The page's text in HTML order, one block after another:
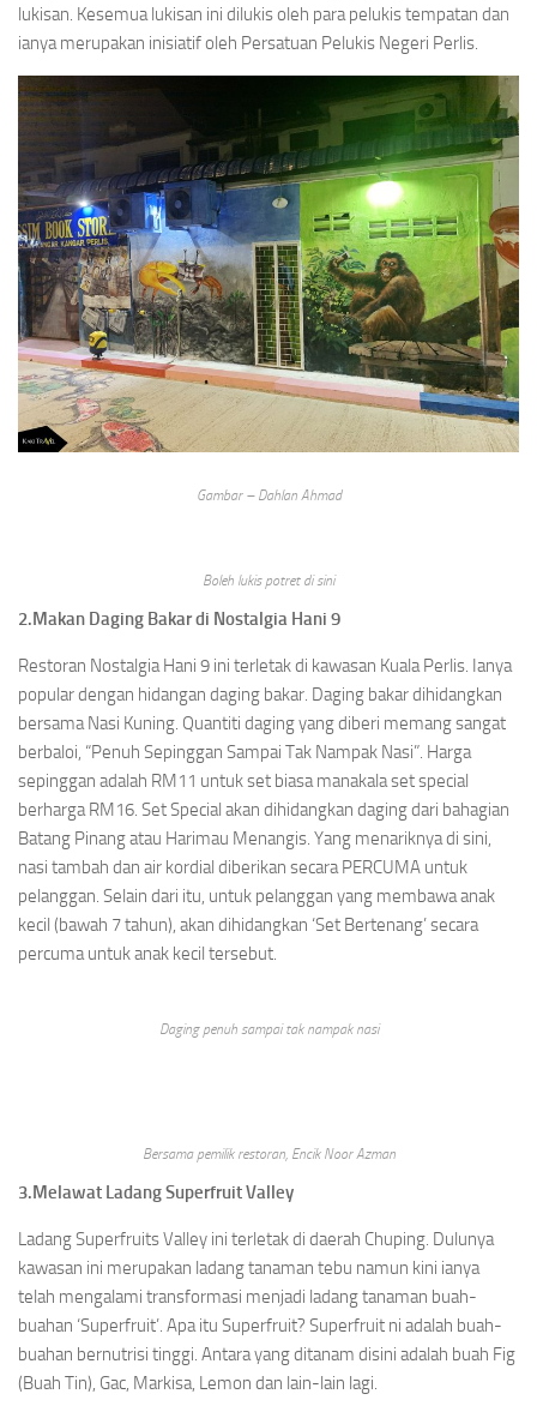
lukisan. Kesemua lukisan ini dilukis oleh para pelukis tempatan dan
ianya merupakan inisiatif oleh Persatuan Pelukis Negeri Perlis.
Gambar – Dahlan Ahmad
Boleh lukis potret di sini
2.Makan Daging Bakar di Nostalgia Hani 9
Restoran Nostalgia Hani 9 ini terletak di kawasan Kuala Perlis. Ianya
popular dengan hidangan daging bakar. Daging bakar dihidangkan
bersama Nasi Kuning. Quantiti daging yang diberi memang sangat
berbaloi, “Penuh Sepinggan Sampai Tak Nampak Nasi”. Harga
sepinggan adalah RM11 untuk set biasa manakala set special
berharga RM16. Set Special akan dihidangkan daging dari bahagian
Batang Pinang atau Harimau Menangis. Yang menariknya di sini,
nasi tambah dan air kordial diberikan secara PERCUMA untuk
pelanggan. Selain dari itu, untuk pelanggan yang membawa anak
kecil (bawah 7 tahun), akan dihidangkan ‘Set Bertenang’ secara
percuma untuk anak kecil tersebut.
Daging penuh sampai tak nampak nasi
Bersama pemilik restoran, Encik Noor Azman
3.Melawat Ladang Superfruit Valley
Ladang Superfruits Valley ini terletak di daerah Chuping. Dulunya
kawasan ini merupakan ladang tanaman tebu namun kini ianya
telah mengalami transformasi menjadi ladang tanaman buah-
buahan ‘Superfruit’. Apa itu Superfruit? Superfruit ni adalah buah-
buahan bernutrisi tinggi. Antara yang ditanam disini adalah buah Fig
(Buah Tin), Gac, Markisa, Lemon dan lain-lain lagi.